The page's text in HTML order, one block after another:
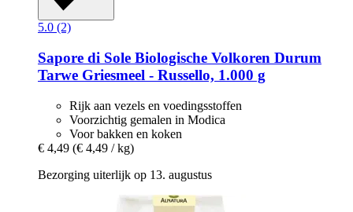
5.0 (2)
Sapore di Sole Biologische Volkoren Durum
Tarwe Griesmeel -​ Russello, 1.000 g
Rijk aan vezels en voedingsstoffen
Voorzichtig gemalen in Modica
Voor bakken en koken
€ 4,49 (€ 4,49 / kg)
Bezorging uiterlijk op 13. augustus